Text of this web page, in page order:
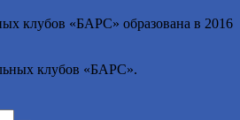
клубов «БАРС» образована в 2016